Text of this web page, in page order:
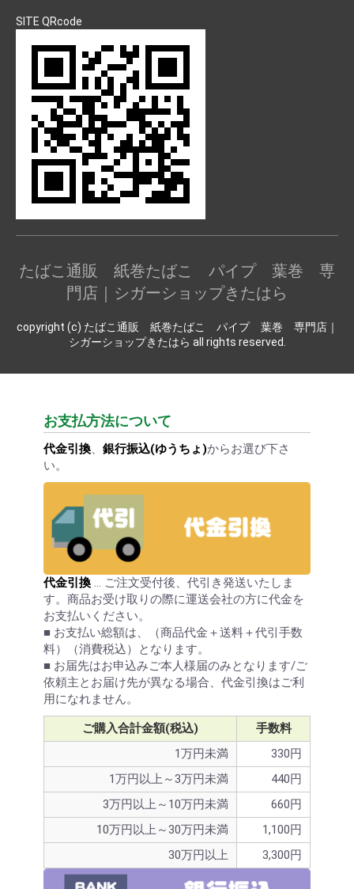
SITE QRcode
たばこ通販 紙巻たばこ パイプ 葉巻 専
門店｜シガーショップきたはら
copyright (c) たばこ通販 紙巻たばこ パイプ 葉巻 専門店｜
シガーショップきたはら all rights reserved.
お支払方法について
代金引換、 銀行振込(ゆうちょ)からお選び下さ
い。
代金引換 … ご注文受付後、代引き発送いたしま
す。商品お受け取りの際に運送会社の方に代金を
お支払いください。
■ お支払い総額は、（商品代金＋送料＋代引手数
料）（消費税込）となります。
■ お届先はお申込みご本人様届のみとなります/ご
依頼主とお届け先が異なる場合、代金引換はご利
用になれません。
ご購入合計金額(税込)
手数料
1万円未満
330円
1万円以上～3万円未満
440円
3万円以上～10万円未満
660円
10万円以上～30万円未満
1,100円
30万円以上
3,300円